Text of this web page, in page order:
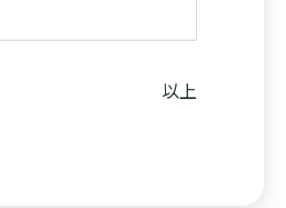
以上